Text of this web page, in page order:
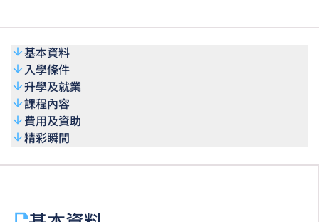
基本資料
入學條件
升學及就業
課程內容
費用及資助
精彩瞬間